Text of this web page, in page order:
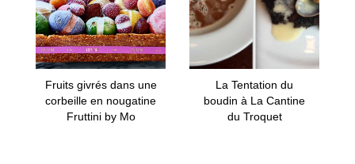
Fruits givrés dans une
corbeille en nougatine
Fruttini by Mo
La Tentation du
boudin à La Cantine
du Troquet